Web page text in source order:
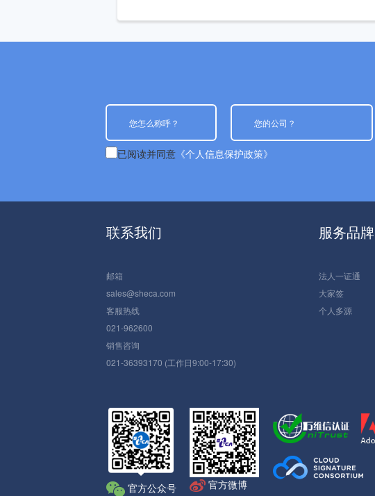
已阅读并同意 《个人信息保护政策》
联系我们
邮箱
sales@sheca.com
客服热线
021-962600
销售咨询
021-36393170 (工作日9:00-17:30)
服务品牌
法人一证通
大家签
个人多源
官方公众号 官方微博